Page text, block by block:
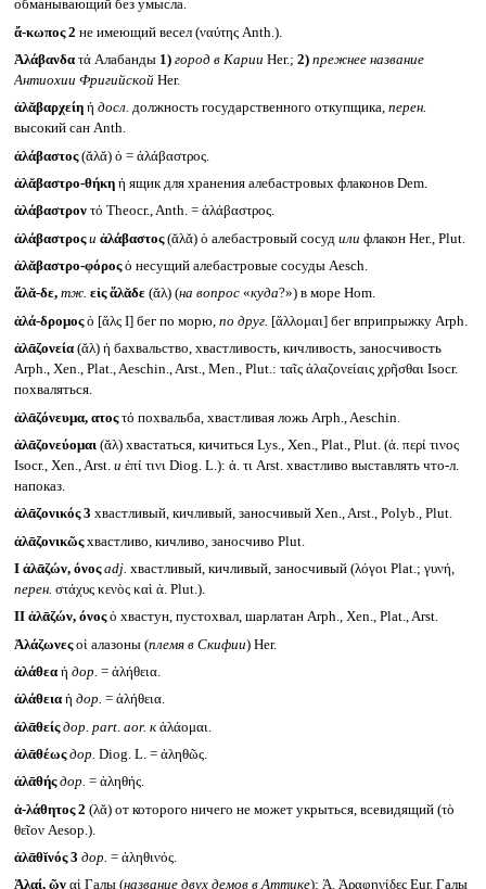
обманывающий без умысла.
ἄ-κωπος 2 не имеющий весел (ναύτης Anth.).
Ἀλάβανδα τά Алабанды 1) город в Карии Her.; 2) прежнее название
Антиохии ФригийскойHer.
ἀλᾰβαρχείη ἡ досл. должность государственного откупщика, перен.
высокий сан Anth.
ἀλάβαστος(ᾰλᾰ) ὁ = ἀλάβαστρος.
ἀλᾰβαστρο-θήκη ἡ ящик для хранения алебастровых флаконов Dem.
ἀλάβαστρον τό Theocr., Anth. = ἀλάβαστρος.
ἀλάβαστροςи ἀλάβαστος(ᾰλᾰ) ὁ алебастровый сосуд или флакон Her., Plut.
ἀλᾰβαστρο-φόροςὁ несущий алебастровые сосуды Aesch.
ἅλᾰ-δε, тж. εἰς ἅλᾰδε(ᾰλ) (на вопрос«куда?») в море Hom.
ἁλά-δρομοςὁ [ἅλς I] бег по морю, по друг. [ἅλλομαι] бег вприпрыжку Arph.
ἀλᾱζονεία(ᾰλ) ἡ бахвальство, хвастливость, кичливость, заносчивость
Arph., Xen., Plat., Aeschin., Arst., Men., Plut.: ταῖς ἀλαζονείαις χρῆσθαι Isocr.
похваляться.
ἀλᾱζόνευμα, ατοςτό похвальба, хвастливая ложь Arph., Aeschin.
ἀλᾱζονεύομαι(ᾰλ) хвастаться, кичиться Lys., Xen., Plat., Plut. (ἀ. περί τινος
Isocr., Xen., Arst. и ἐπί τινι Diog. L.): ἀ. τι Arst. хвастливо выставлять что-л.
напоказ.
ἀλᾱζονικός 3 хвастливый, кичливый, заносчивый Xen., Arst., Polyb., Plut.
ἀλᾱζονικῶςхвастливо, кичливо, заносчиво Plut.
I ἀλᾱζών, όνοςadj. хвастливый, кичливый, заносчивый (λόγοι Plat.; γυνή,
перен. στάχυς κενὸς καὶ ἀ. Plut.).
II ἀλᾱζών, όνοςὁ хвастун, пустохвал, шарлатан Arph., Xen., Plat., Arst.
Ἀλάζωνεςοἱ алазоны (племя в Скифии) Her.
ἀλάθεα ἡ дор. = ἀλήθεια.
ἀλάθεια ἡ дор. = ἀλήθεια.
ἀλᾱθείς дор. part. aor. кἀλάομαι.
ἀλᾱθέως дор. Diog. L. = ἀληθῶς.
ἀλᾱθής дор. = ἀληθής.
ἀ-λάθητος 2 (λᾰ) от которого ничего не может укрыться, всевидящий (τὸ
θεῖον Aesop.).
ἀλᾱθῐνός 3 дор. = ἀληθινός.
Ἁλαί, ῶναἱ Галы (название двух демов в Аттике): Ἁ. Ἀραφηνίδες Eur. Галы